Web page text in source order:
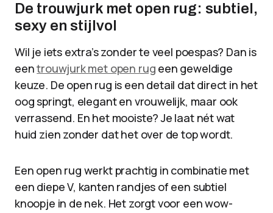
De trouwjurk met open rug: subtiel,
sexy en stijlvol
Wil je iets extra’s zonder te veel poespas? Dan is
eentrouwjurk met open rug een geweldige
keuze. De open rug is een detail dat direct in het
oog springt, elegant en vrouwelijk, maar ook
verrassend. En het mooiste? Je laat nét wat
huid zien zonder dat het over de top wordt.
Een open rug werkt prachtig in combinatie met
een diepe V, kanten randjes of een subtiel
knoopje in de nek. Het zorgt voor een wow-